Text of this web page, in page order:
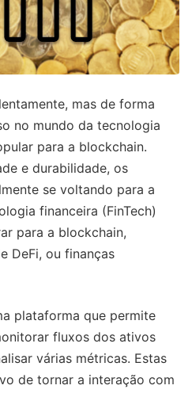
mas de forma
no mundo da tecnologia
para a blockchain.
e durabilidade, os
se voltando para a
financeira (FinTech)
para a blockchain,
DeFi, ou finanças
plataforma que permite
fluxos dos ativos
várias métricas. Estas
de tornar a interação com